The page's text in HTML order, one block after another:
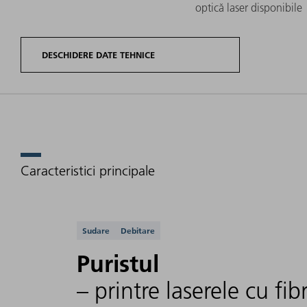
optică laser disponibile
DESCHIDERE DATE TEHNICE
TruFiber G
TruFiber 1000
G (014)
100 W -
Caracteristici principale
Aplicații acceptate
Sudare Debitare
Puristul
– printre laserele cu